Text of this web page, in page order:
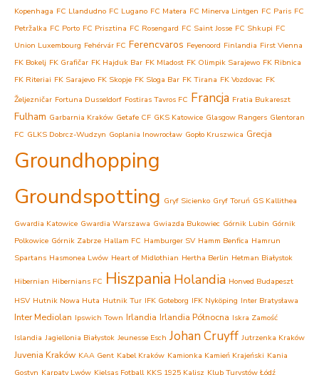
Kopenhaga FC Llandudno FC Lugano FC Matera FC Minerva Lintgen FC Paris FC
Petržalka FC Porto FC Prisztina FC Rosengard FC Saint Josse FC Shkupi FC
Union Luxembourg Fehérvár FC Ferencvaros Feyenoord Finlandia First Vienna
FK Bokelj FK Grafičar FK Hajduk Bar FK Mladost FK Olimpik Sarajewo FK Ribnica
FK Riteriai FK Sarajevo FK Skopje FK Sloga Bar FK Tirana FK Vozdovac FK
Željezničar Fortuna Dusseldorf Fostiras Tavros FC Francja Fratia Bukareszt
Fulham Garbarnia Kraków Getafe CF GKS Katowice Glasgow Rangers Glentoran
FC GLKS Dobrcz-Wudzyn Goplania Inowrocław Gopło Kruszwica Grecja
Groundhopping
Groundspotting Gryf Sicienko Gryf Toruń GS Kallithea
Gwardia Katowice Gwardia Warszawa Gwiazda Bukowiec Górnik Lubin Górnik
Polkowice Górnik Zabrze Hallam FC Hamburger SV Hamm Benfica Hamrun
Spartans Hasmonea Lwów Heart of Midlothian Hertha Berlin Hetman Białystok
Hibernian Hibernians FC Hiszpania Holandia Honved Budapeszt
HSV Hutnik Nowa Huta Hutnik Tur IFK Goteborg IFK Nyköping Inter Bratysława
Inter Mediolan Ipswich Town Irlandia Irlandia Północna Iskra Zamość
Islandia Jagiellonia Białystok Jeunesse Esch Johan Cruyff Jutrzenka Kraków
Juvenia Kraków KAA Gent Kabel Kraków Kamionka Kamień Krajeński Kania
Gostyn Karpaty Lwów Kjelsas Fotball KKS 1925 Kalisz Klub Turystów Łódź